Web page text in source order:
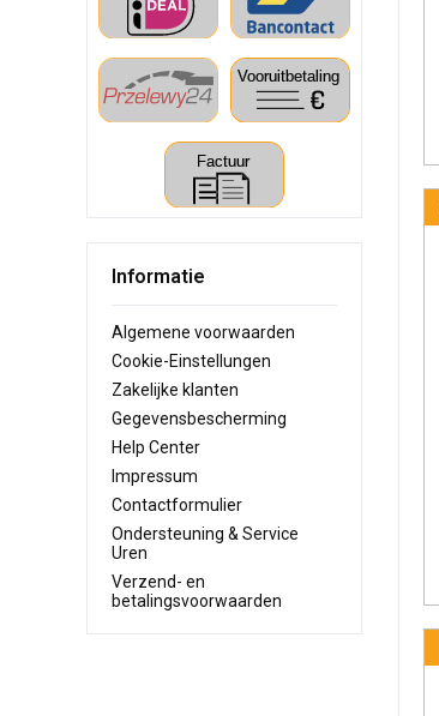
Informatie
Algemene voorwaarden
Cookie-Einstellungen
Zakelijke klanten
Gegevensbescherming
Help Center
Impressum
Contactformulier
Ondersteuning & Service
Uren
Verzend- en
betalingsvoorwaarden